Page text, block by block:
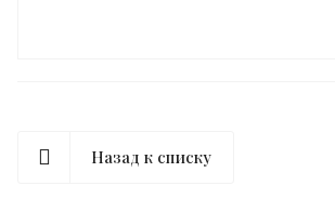
Назад к списку